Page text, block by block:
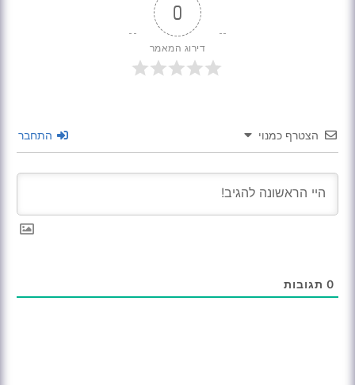
0
דירוג המאמר
הצטרף כמנוי התחבר
0 תגובות